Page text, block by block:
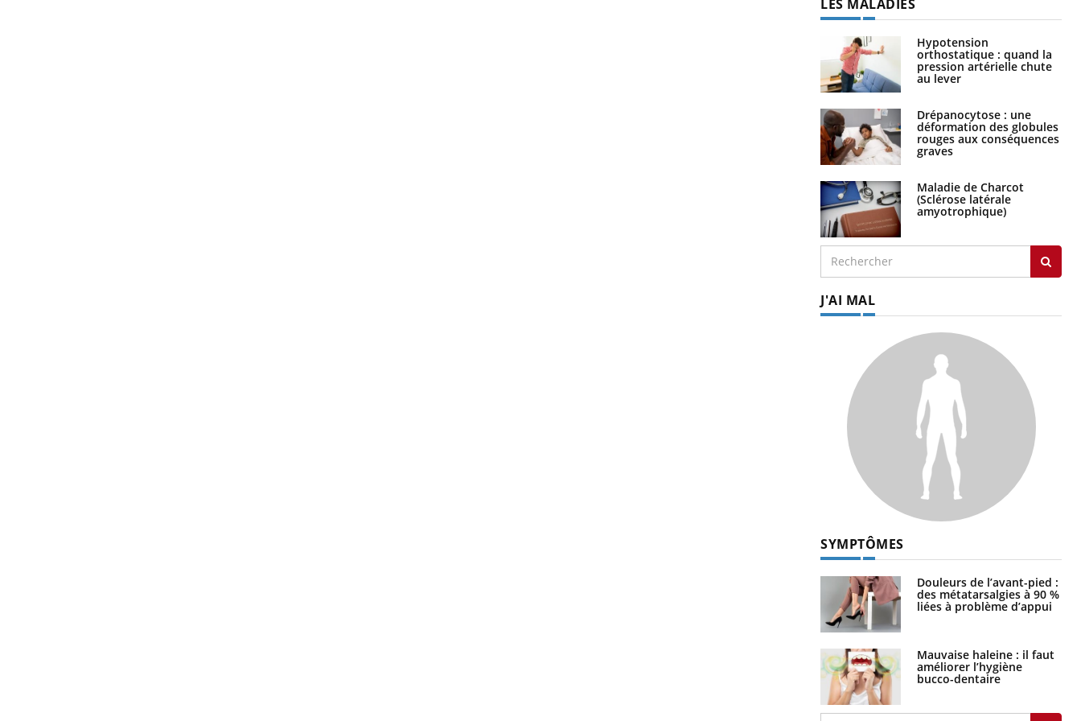
LES MALADIES
Hypotension
orthostatique : quand la
pression artérielle chute
au lever
Drépanocytose : une
déformation des globules
rouges aux conséquences
graves
Maladie de Charcot
(Sclérose latérale
amyotrophique)
J'AI MAL
SYMPTÔMES
Douleurs de l’avant-pied :
des métatarsalgies à 90 %
liées à problème d’appui
Mauvaise haleine : il faut
améliorer l’hygiène
bucco-dentaire